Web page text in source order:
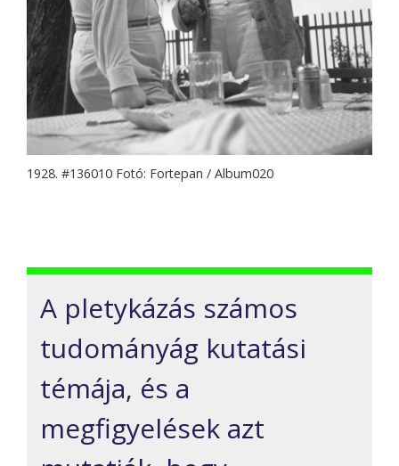
1928. #136010 Fotó: Fortepan / Album020
A pletykázás számos
tudományág kutatási
témája, és a
megfigyelések azt